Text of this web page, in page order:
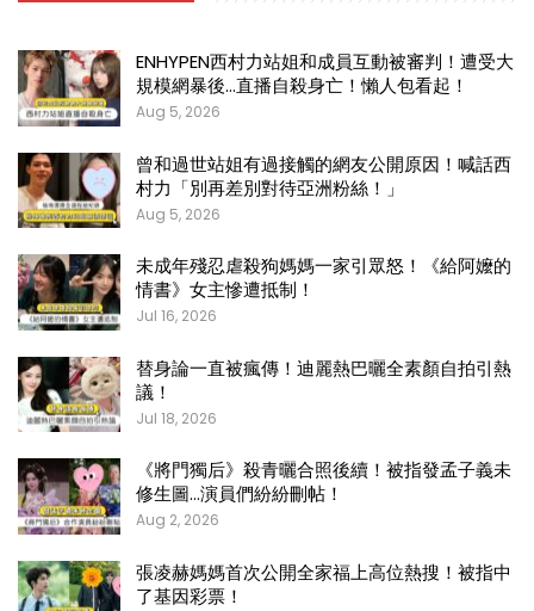
ENHYPEN西村力站姐和成員互動被審判！遭受大
規模網暴後…直播自殺身亡！懶人包看起！
Aug 5, 2026
曾和過世站姐有過接觸的網友公開原因！喊話西
村力「別再差別對待亞洲粉絲！」
Aug 5, 2026
未成年殘忍虐殺狗媽媽一家引眾怒！《給阿嬤的
情書》女主慘遭抵制！
Jul 16, 2026
替身論一直被瘋傳！迪麗熱巴曬全素顏自拍引熱
議！
Jul 18, 2026
《將門獨后》殺青曬合照後續！被指發孟子義未
修生圖…演員們紛紛刪帖！
Aug 2, 2026
張凌赫媽媽首次公開全家福上高位熱搜！被指中
了基因彩票！